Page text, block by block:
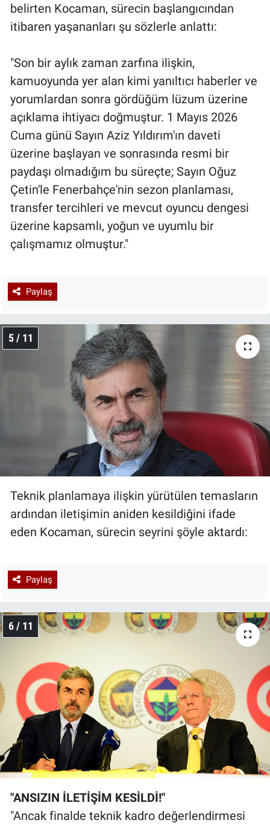
belirten Kocaman, sürecin başlangıcından
itibaren yaşananları şu sözlerle anlattı:
"Son bir aylık zaman zarfına ilişkin,
kamuoyunda yer alan kimi yanıltıcı haberler ve
yorumlardan sonra gördüğüm lüzum üzerine
açıklama ihtiyacı doğmuştur. 1 Mayıs 2026
Cuma günü Sayın Aziz Yıldırım'ın daveti
üzerine başlayan ve sonrasında resmi bir
paydaşı olmadığım bu süreçte; Sayın Oğuz
Çetin'le Fenerbahçe'nin sezon planlaması,
transfer tercihleri ve mevcut oyuncu dengesi
üzerine kapsamlı, yoğun ve uyumlu bir
çalışmamız olmuştur."
Paylaş
5 / 11
Teknik planlamaya ilişkin yürütülen temasların
ardından iletişimin aniden kesildiğini ifade
eden Kocaman, sürecin seyrini şöyle aktardı:
Paylaş
6 / 11
"ANSIZIN İLETİŞİM KESİLDİ!"
"Ancak finalde teknik kadro değerlendirmesi